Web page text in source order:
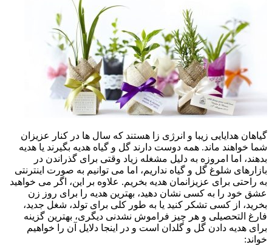
گیاهان هدایایی زیبا و انرژی زا هستند که سال ها در کنار عزیزان
شما خواهند ماند. همه دوست دارند گل و گیاه هدیه بگیرند یا هدیه
بدهند، اما امروزه به دلیل مشغله زیاد وقتی برای گذراندن در
بازارهای شلوغ گل و گیاه نداریم، اما می توانیم به صورت اینترنتی
به راحتی برای عزیزانمان هدیه بخریم. علاوه بر این، اگر می خواهید
عشق خود را به کسی نشان دهید، بهترین هدیه را برای روز زن
بخرید، از کسی تشکر کنید یا به طور کلی برای تولد، شغل جدید،
فارغ التحصیلی و هر چیز فراموش نشدنی دیگری، بهترین گزینه
برای هدیه دادن گل و گلدان است و در اینجا دلایل آن را خواهیم
خواند: